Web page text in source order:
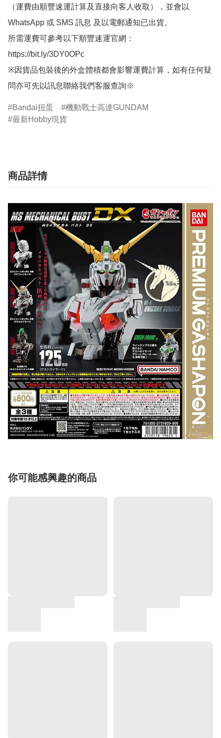
（運費由順豐速運計算及直接向客人收取），並會以
WhatsApp 或 SMS 訊息 及以電郵通知已出貨。
所需運費可參考以下順豐速運官網：
https://bit.ly/3DY0OPc
※因貨品包裝後的外盒體積都會影響運費計算，如有任何疑
問亦可先以訊息聯絡我們客服查詢※
Bandai扭蛋
機動戰士高達GUNDAM
最新Hobby現貨
商品詳情
你可能感興趣的商品